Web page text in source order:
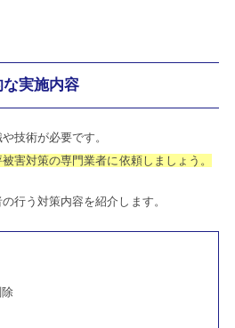
実施内容
技術が必要です。
被害対策の専門業者に依頼しましょう。
行う対策内容を紹介します。